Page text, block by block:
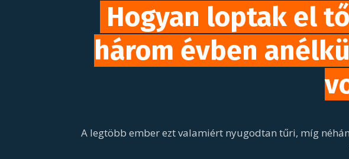
Hogyan loptak el
három évben
A legtöbb ember ezt valamiért nyugodtan tűri, míg